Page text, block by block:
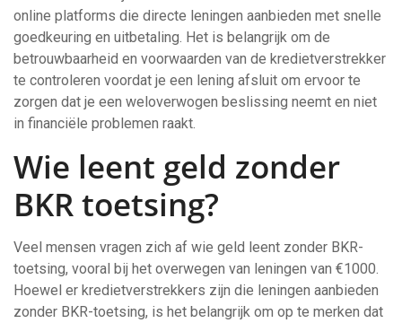
online platforms die directe leningen aanbieden met snelle
goedkeuring en uitbetaling. Het is belangrijk om de
betrouwbaarheid en voorwaarden van de kredietverstrekker
te controleren voordat je een lening afsluit om ervoor te
zorgen dat je een weloverwogen beslissing neemt en niet
in financiële problemen raakt.
Wie leent geld zonder
BKR toetsing?
Veel mensen vragen zich af wie geld leent zonder BKR-
toetsing, vooral bij het overwegen van leningen van €1000.
Hoewel er kredietverstrekkers zijn die leningen aanbieden
zonder BKR-toetsing, is het belangrijk om op te merken dat